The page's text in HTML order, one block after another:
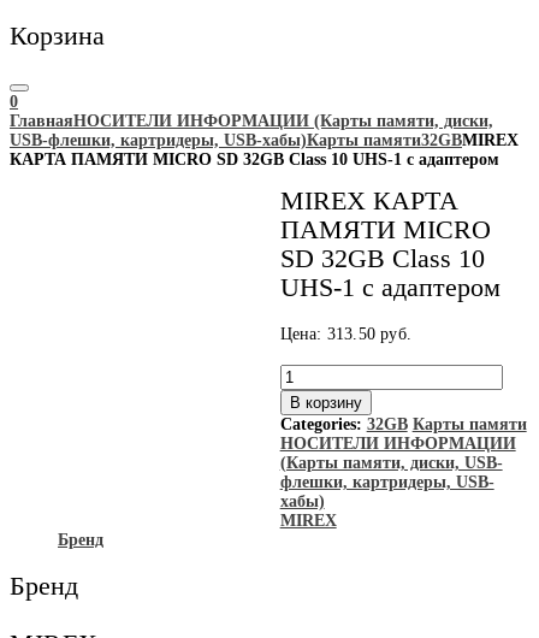
Корзина
0
ГлавнаяНОСИТЕЛИ ИНФОРМАЦИИ (Карты памяти, диски,
USB-флешки, картридеры, USB-хабы)Карты памяти32GBMIREX
КАРТА ПАМЯТИ MICRO SD 32GB Class 10 UHS-1 с адаптером
MIREX КАРТА
ПАМЯТИ MICRO
SD 32GB Class 10
UHS-1 с адаптером
Цена: 313.50 руб.
Количество
товара
MIREX
КАРТА
ПАМЯТИ
MICRO
SD
32GB
Class
В корзину
Categories: 32GB Карты памяти
НОСИТЕЛИ ИНФОРМАЦИИ
(Карты памяти, диски, USB-
флешки, картридеры, USB-
хабы)
MIREX
Бренд
Бренд